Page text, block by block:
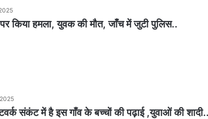
किया हमला, युवक की मौत, जाँच में जुटी पुलिस..
संकंट में है इस गाँव के बच्चों की पढ़ाई ,युवाओं की